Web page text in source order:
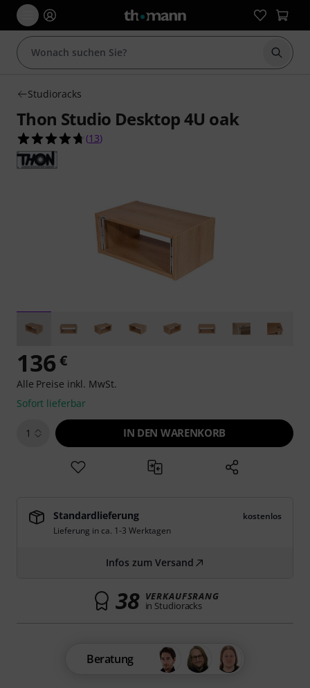
Suche
Studioracks
Thon Studio Desktop 4U oak
4.7 von 5 Sternen aus 13 Kundenbewertungen
(13)
136 €
Alle Preise inkl. MwSt.
Sofort lieferbar
1 IN DEN WARENKORB
Standardlieferung
kostenlos
Lieferung in ca. 1-3 Werktagen
Infos zum Versand
38 VERKAUFSRANG
in Studioracks
Beratung